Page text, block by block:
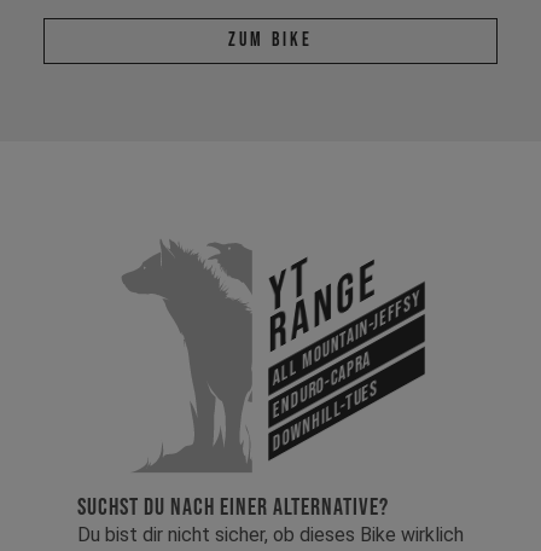
Zum Bike
YT
Range
All Mountain-Jeffsy
Enduro-Capra
Downhill-Tues
SUCHST DU NACH EINER ALTERNATIVE?
Du bist dir nicht sicher, ob dieses Bike wirklich